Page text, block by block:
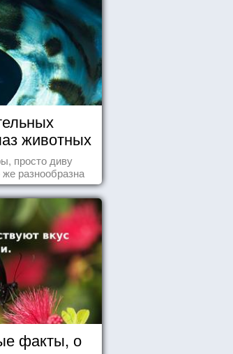
животных
просто диву
разнообразна
мира!
факты, о